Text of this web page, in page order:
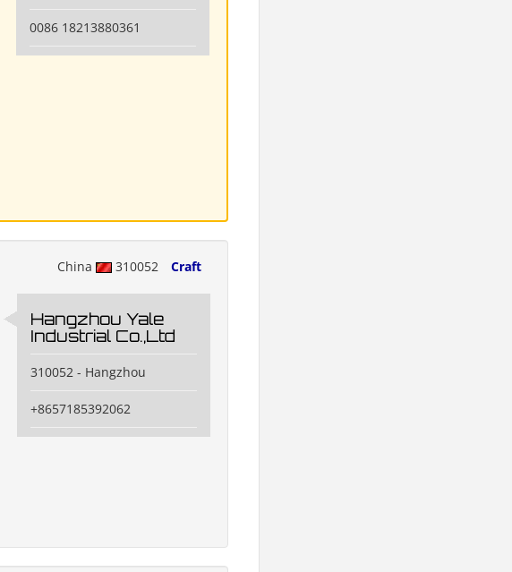
0086 18213880361
China 310052 Craft
Hangzhou Yale
Industrial Co.,Ltd
310052 - Hangzhou
+8657185392062